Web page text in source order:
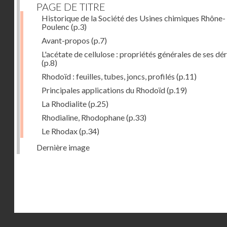
PAGE DE TITRE
Historique de la Société des Usines chimiques Rhône-
Poulenc (p.3)
Avant-propos (p.7)
L'acétate de cellulose : propriétés générales de ses
(p.8)
Rhodoïd : feuilles, tubes, joncs, profilés (p.11)
Principales applications du Rhodoïd(p.19)
La Rhodialite(p.25)
Rhodialine, Rhodophane(p.33)
Le Rhodax(p.34)
Dernière image